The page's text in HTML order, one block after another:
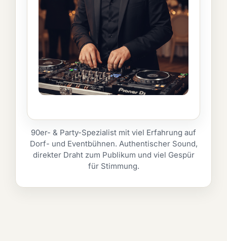
90er- & Party-Spezialist mit viel Erfahrung auf
Dorf- und Eventbühnen. Authentischer Sound,
direkter Draht zum Publikum und viel Gespür
für Stimmung.